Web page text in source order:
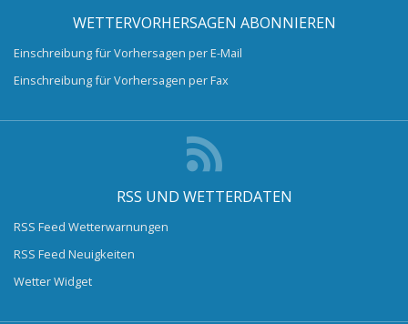
WETTERVORHERSAGEN ABONNIEREN
Einschreibung für Vorhersagen per E-Mail
Einschreibung für Vorhersagen per Fax
RSS UND WETTERDATEN
RSS Feed Wetterwarnungen
RSS Feed Neuigkeiten
Wetter Widget